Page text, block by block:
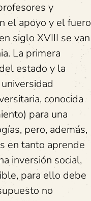
y
el apoyo y el fuero
siglo XVIII se van
La primera
estado y la
conocida
para una
pero, además,
en tanto aprende
inversión social,
para ello debe
no